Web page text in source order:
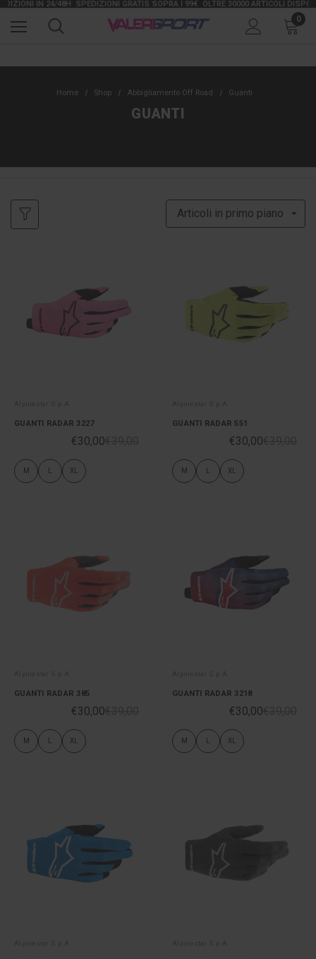
IN 24/48HSPEDIZIONI GRATIS SOPRA I 99€ OLTRE 30000 ARTICOLI
0
Home Shop Abbigliamento Off Road Guanti
GUANTI
GUANTI RADAR 3227
€30,00
M L XL
GUANTI RADAR 551
€30,00
M L XL
GUANTI RADAR 385
€30,00
M XL
GUANTI RADAR 3218
€30,00
M XL